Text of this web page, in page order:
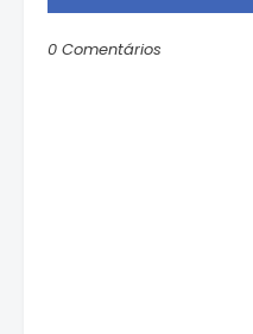
0 Comentários